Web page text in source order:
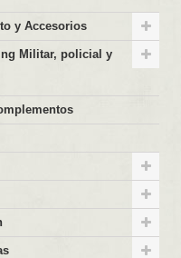
y Accesorios
Militar, policial y